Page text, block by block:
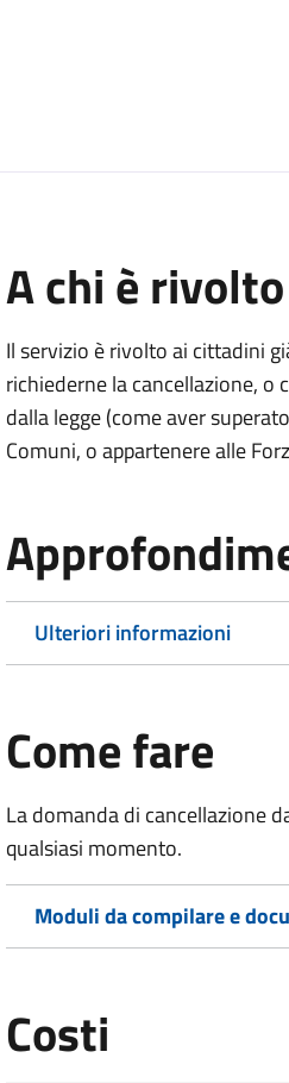
A chi è rivolto
Il servizio è rivolto ai cittadini
richiederne la cancellazione,
dalla legge (come aver
Comuni, o appartenere alle
Ulteriori informazioni
Come fare
La domanda di cancellazione
qualsiasi momento.
Moduli da compilare e
Costi